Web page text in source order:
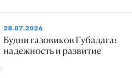
28.07.2026
Будни газовиков Губадага:
надежность и развитие